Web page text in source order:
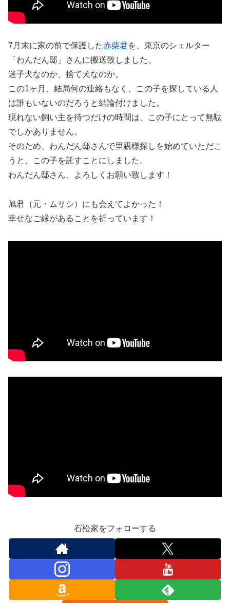
7月末に家の前で保護した赤柴君を、東京のシェルター
「わんだん邸」さんに搬送致しました。
迷子犬なのか、捨て犬なのか。
この1ヶ月、結局何の連絡もなく、この子を探している人
は誰もいないのだろうと結論付けました。
現れない飼い主を待つだけの時間は、この子にとって無駄
でしかありません。
そのため、わんだん邸さんで里親様探しを始めていただこ
うと、この子を託すことにしました。
わんだん邸さん、よろしくお願い致します！
旭君（元・ムサシ）にも会えてよかった！
幸せなご縁があることを祈っています！
石松家をフォローする